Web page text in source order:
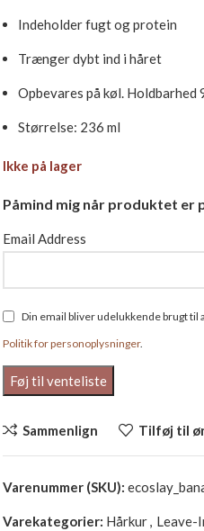
Indeholder fugt og protein
Trænger dybt ind i håret
Opbevares på køl. Holdbarhed
Størrelse: 236 ml
Ikke på lager
Påmind mig når produktet er
Email Address
Din email bliver udelukkende brugt
Politik for personoplysninger.
Sammenlign Tilføj til
Varenummer (SKU):
Varekategorier: Hårkur, Leave-